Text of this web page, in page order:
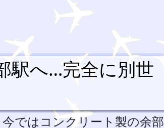
駅へ…完全に別世
ではコンクリート製の余部